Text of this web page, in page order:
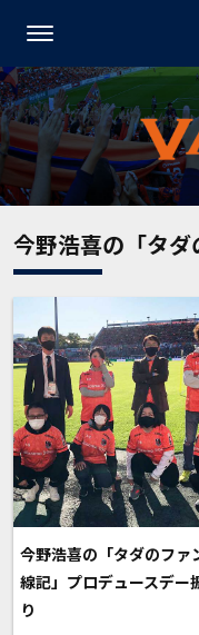
今野浩喜の「タダ
今野浩喜の「タダのファ
線記」プロデュースデー
り